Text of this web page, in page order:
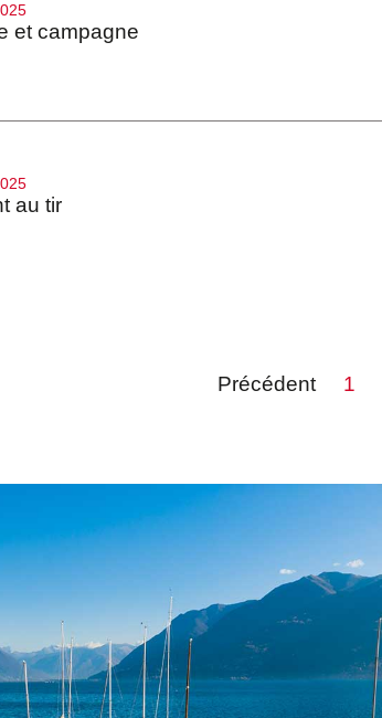
et campagne
au tir
Précédent 1